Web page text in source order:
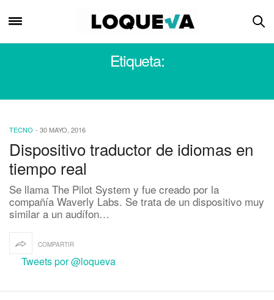
Etiqueta:
TECNO - 30 MAYO, 2016
Dispositivo traductor de idiomas en
tiempo real
Se llama The Pilot System y fue creado por la
compañía Waverly Labs. Se trata de un dispositivo muy
similar a un audífon…
COMPARTIR
Tweets por @loqueva